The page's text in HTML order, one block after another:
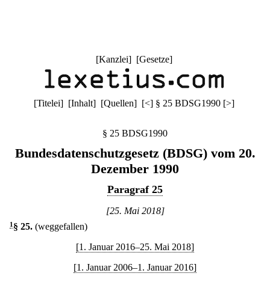
[Kanzlei] [Gesetze]
[Titelei] [Inhalt] [Quellen] [<] § 25 BDSG1990 [>]
§ 25 BDSG1990
Bundesdatenschutzgesetz (BDSG) vom 20.
Dezember 1990
Paragraf 25
[25. Mai 2018]
1 § 25. (weggefallen)
[1. Januar 2016–25. Mai 2018]
[1. Januar 2006–1. Januar 2016]